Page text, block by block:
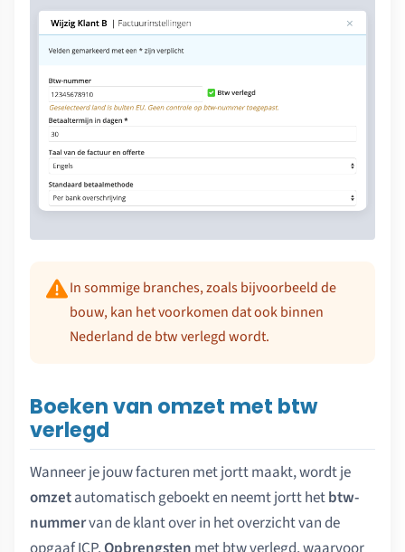
In sommige branches, zoals bijvoorbeeld de
bouw, kan het voorkomen dat ook binnen
Nederland de btw verlegd wordt.
Boeken van omzet met btw
verlegd
Wanneer je jouw facturen met jortt maakt, wordt je
omzetautomatisch geboekt en neemt jortt hetbtw-
nummervan de klant over in het overzicht van de